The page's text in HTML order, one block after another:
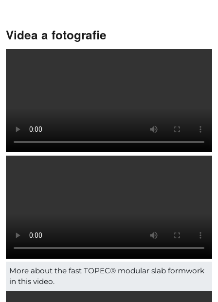
Videa a fotografie
More about the fast TOPEC® modular slab formwork
in this video.